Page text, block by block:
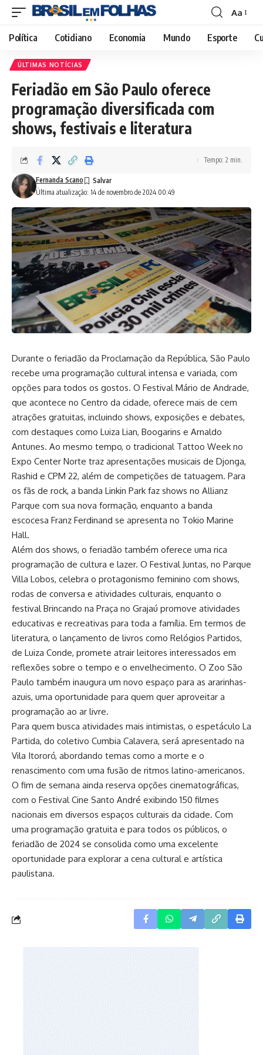
Font
Resizer
Aa
Política Cotidiano Economia Mundo Esporte
ÚLTIMAS NOTÍCIAS
Feriadão em São Paulo oferece
programação diversificada com
shows, festivais e literatura
Última atualização: 14 de novembro de 2024 00:49
Fernanda Scano
Tempo: 2 min.
Durante o feriadão da Proclamação da República, São Paulo
recebe uma programação cultural intensa e variada, com
opções para todos os gostos. O Festival Mário de Andrade,
que acontece no Centro da cidade, oferece mais de cem
atrações gratuitas, incluindo shows, exposições e debates,
com destaques como Luiza Lian, Boogarins e Arnaldo
Antunes. Ao mesmo tempo, o tradicional Tattoo Week no
Expo Center Norte traz apresentações musicais de Djonga,
Rashid e CPM 22, além de competições de tatuagem. Para
os fãs de rock, a banda Linkin Park faz shows no Allianz
Parque com sua nova formação, enquanto a banda
escocesa Franz Ferdinand se apresenta no Tokio Marine
Hall.
Além dos shows, o feriadão também oferece uma rica
programação de cultura e lazer. O Festival Juntas, no Parque
Villa Lobos, celebra o protagonismo feminino com shows,
rodas de conversa e atividades culturais, enquanto o
festival Brincando na Praça no Grajaú promove atividades
educativas e recreativas para toda a família. Em termos de
literatura, o lançamento de livros como Relógios Partidos,
de Luiza Conde, promete atrair leitores interessados em
reflexões sobre o tempo e o envelhecimento. O Zoo São
Paulo também inaugura um novo espaço para as ararinhas-
azuis, uma oportunidade para quem quer aproveitar a
programação ao ar livre.
Para quem busca atividades mais intimistas, o espetáculo La
Partida, do coletivo Cumbia Calavera, será apresentado na
Vila Itororó, abordando temas como a morte e o
renascimento com uma fusão de ritmos latino-americanos.
O fim de semana ainda reserva opções cinematográficas,
com o Festival Cine Santo André exibindo 150 filmes
nacionais em diversos espaços culturais da cidade. Com
uma programação gratuita e para todos os públicos, o
feriadão de 2024 se consolida como uma excelente
oportunidade para explorar a cena cultural e artística
paulistana.